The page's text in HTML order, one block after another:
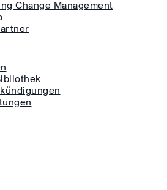
Change Management